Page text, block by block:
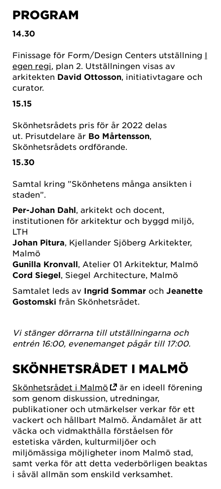
PROGRAM
14.30
Finissage för Form/Design Centers utställning I
egen regi, plan 2. Utställningen visas av
arkitekten David Ottosson, initiativtagare och
curator.
15.15
Skönhetsrådets pris för år 2022 delas
ut. Prisutdelare är Bo Mårtensson
Skönhetsrådets ordförande.
15.30
Samtal kring ”Skönhetens många ansikten i
staden”.
Per-Johan Dahl, arkitekt och docent,
institutionen för arkitektur och byggd miljö,
LTH
Johan Pitura, Kjellander Sjöberg Arkitekter,
Malmö
Gunilla Kronvall, Atelier 01 Arkitektur, Malmö
Cord Siegel, Siegel Architecture, Malmö
Samtalet leds av Ingrid Sommar och Jeanette
Gostomski från Skönhetsrådet.
Vi stänger dörrarna till utställningarna och
entrén 16:00, evenemanget pågår till 17:00.
SKÖNHETSRÅDET I MALMÖ
Skönhetsrådet i Malmö
är en ideell förening
som genom diskussion, utredningar,
publikationer och utmärkelser verkar för ett
vackert och hållbart Malmö. Ändamålet är att
väcka och vidmakthålla förståelsen för
estetiska värden, kulturmiljöer och
miljömässiga möjligheter inom Malmö stad,
samt verka för att detta vederbörligen beaktas
i såväl allmän som enskild verksamhet.